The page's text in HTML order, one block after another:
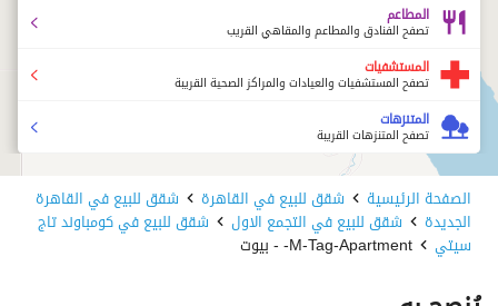
المطاعم
تصفح الفنادق والمطاعم والمقاهي القريب
المستشفيات
تصفح المستشفيات والعيادات والمراكز الصحية القريبة
المتنزهات
تصفح المتنزهات القريبة
الصفحة الرئيسية شقق للبيع في القاهرة شقق للبيع في القاهرة
الجديدة شقق للبيع في التجمع الاول شقق للبيع في كومباوند تاج
سيتي M-Tag-Apartment- - بيوت